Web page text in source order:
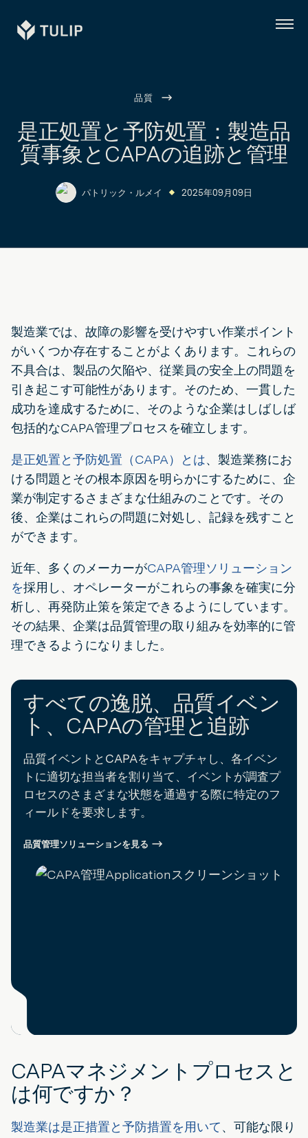
Tulip
メ
品質
是正処置と予防処置：製造品
質事象とCAPAの追跡と管理
パトリック・ルメイ 2025年09月09日
製造業では、故障の影響を受けやすい作業ポイント
がいくつか存在することがよくあります。これらの
不具合は、製品の欠陥や、従業員の安全上の問題を
引き起こす可能性があります。そのため、一貫した
成功を達成するために、そのような企業はしばしば
包括的なCAPA管理プロセスを確立します。
是正処置と予防処置（CAPA）とは、製造業務にお
ける問題とその根本原因を明らかにするために、企
業が制定するさまざまな仕組みのことです。その
後、企業はこれらの問題に対処し、記録を残すこと
ができます。
近年、多くのメーカーがCAPA管理ソリューション
を採用し、オペレーターがこれらの事象を確実に分
析し、再発防止策を策定できるようにしています。
その結果、企業は品質管理の取り組みを効率的に管
理できるようになりました。
すべての逸脱、品質イベン
ト、CAPAの管理と追跡
品質イベントとCAPAをキャプチャし、各イベン
トに適切な担当者を割り当て、イベントが調査プ
ロセスのさまざまな状態を通過する際に特定のフ
ィールドを要求します。
品質管理ソリューションを見る
CAPAマネジメントプロセスと
は何ですか？
製造業は是正措置と予防措置を用いて、可能な限り